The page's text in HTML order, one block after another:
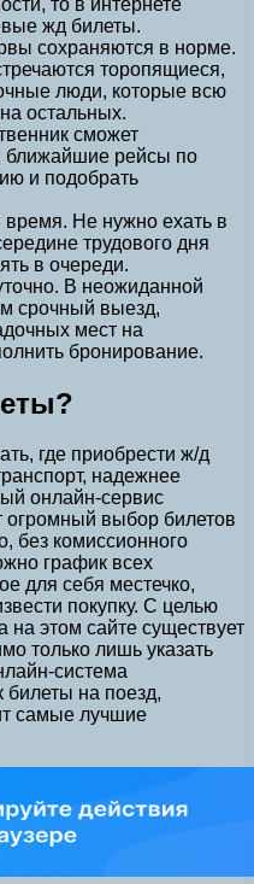
жд билеты.
сохраняются в норме.
торопящиеся,
люди, которые всю
остальных.
сможет
ближайшие рейсы по
и подобрать
время. Не нужно ехать в
трудового дня
в очереди.
В неожиданной
срочный выезд,
мест на
бронирование.
где приобрести ж/д
надежнее
онлайн-сервис
огромный выбор билетов
без комиссионного
график всех
для себя местечко,
покупку. С целью
на этом сайте существует
только лишь указать
система
билеты на поезд,
самые лучшие